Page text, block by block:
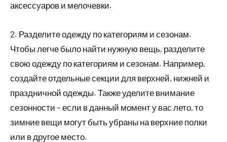
аксессуаров и мелочевки.
2. Разделите одежду по категориям и сезонам.
Чтобы легче было найти нужную вещь, разделите
свою одежду по категориям и сезонам. Например,
создайте отдельные секции для верхней, нижней и
праздничной одежды. Также уделите внимание
сезонности – если в данный момент у вас лето, то
зимние вещи могут быть убраны на верхние полки
или в другое место.